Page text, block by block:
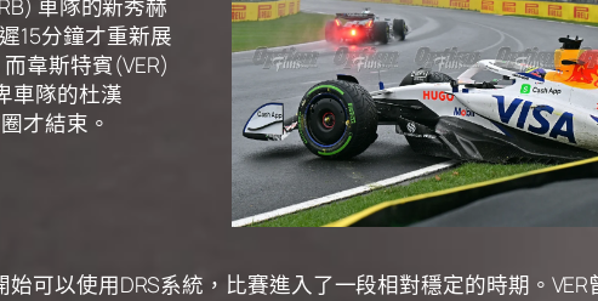
車隊的新秀赫
15分鐘才重新展
韋斯特賓(VER)
車隊的杜漢
才結束。
可以使用DRS系統，比賽進入了一段相對穩定的時期。